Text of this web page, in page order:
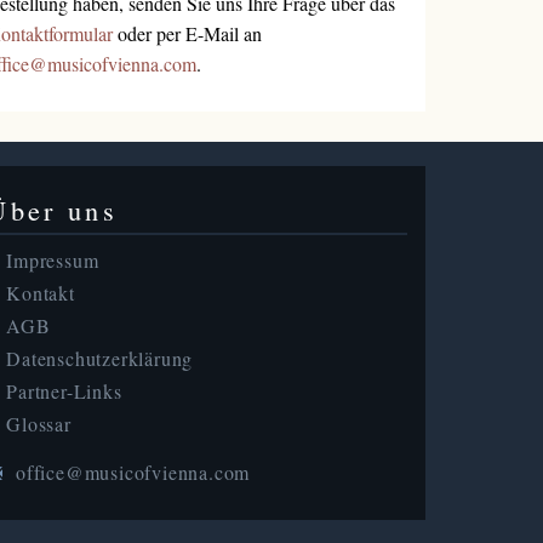
oder per E-Mail an
.
uns
Impressum
Kontakt
AGB
Datenschutzerklärung
Partner-Links
Glossar
office@musicofvienna.com